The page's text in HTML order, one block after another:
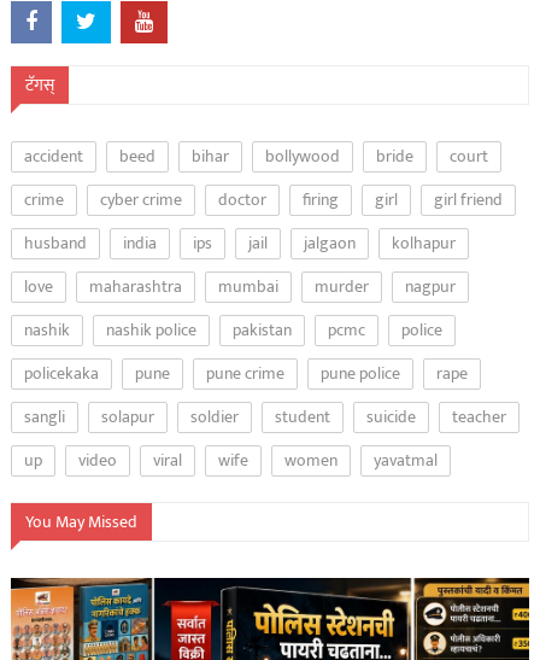
टॅगस्
accident beed bihar bollywood bride
court
crime
cyber crime doctor firing girl
girl friend
husband
india ips jail jalgaon
kolhapur
love
maharashtra mumbai murder
nagpur
nashik
nashik police pakistan pcmc
police
policekaka
pune pune crime pune police
rape
sangli
solapur soldier student suicide
teacher
up
video viral wife women yavatmal
You May Missed